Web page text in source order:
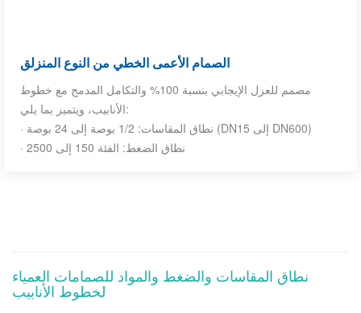
الصمام الأعمى الخطي من النوع المنزلق
مصمم للعزل الإيجابي بنسبة 100% والتكامل المدمج مع خطوط
الأنابيب، ويتميز بما يلي:
· نطاق المقاسات: 1/2 بوصة إلى 24 بوصة (DN15 إلى DN600)
· نطاق الضغط: الفئة 150 إلى 2500
نطاق المقاسات والضغط والمواد للصمامات العمياء
لخطوط الأنابيب